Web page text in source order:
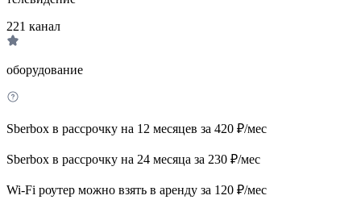
221 канал
оборудование
Sberbox в рассрочку на 12 месяцев за 420 ₽/мес
Sberbox в рассрочку на 24 месяца за 230 ₽/мес
Wi-Fi роутер можно взять в аренду за 120 ₽/мес